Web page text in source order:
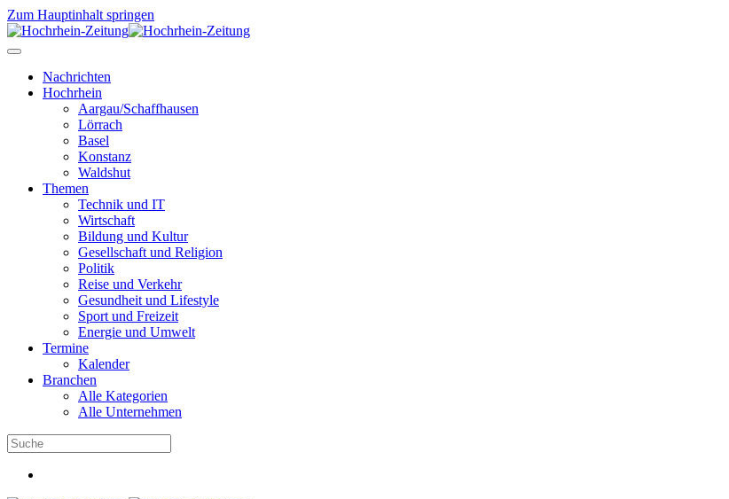
Zum Hauptinhalt springen
Nachrichten
Hochrhein
Aargau/Schaffhausen
Lörrach
Basel
Konstanz
Waldshut
Themen
Technik und IT
Wirtschaft
Bildung und Kultur
Gesellschaft und Religion
Politik
Reise und Verkehr
Gesundheit und Lifestyle
Sport und Freizeit
Energie und Umwelt
Termine
Kalender
Branchen
Alle Kategorien
Alle Unternehmen